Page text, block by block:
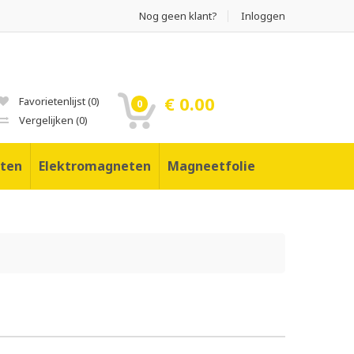
Nog geen klant? Inloggen
Favorietenlijst(0)
Vergelijken (0)
0 € 0.00
Elektromagneten Magneetfolie